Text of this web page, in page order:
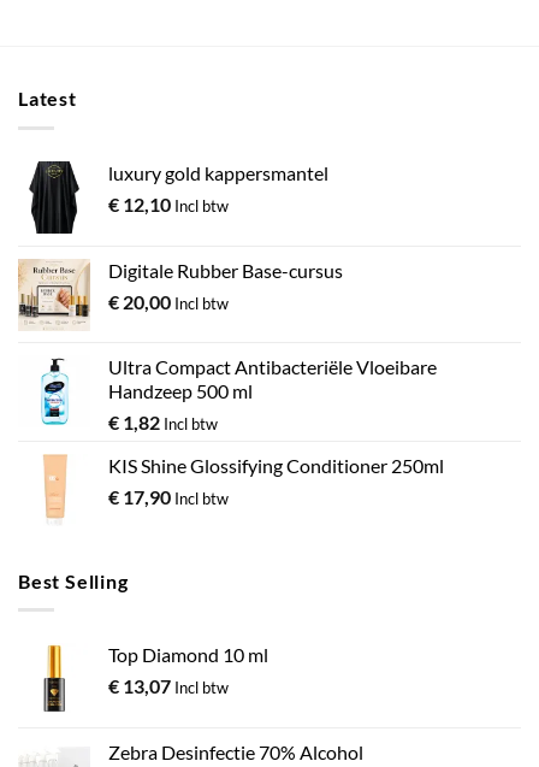
Latest
luxury gold kappersmantel
€ 12,10 Incl btw
Digitale Rubber Base-cursus
€ 20,00 Incl btw
Ultra Compact Antibacteriële Vloeibare
Handzeep 500 ml
€ 1,82 Incl btw
KIS Shine Glossifying Conditioner 250ml
€ 17,90 Incl btw
Best Selling
Top Diamond 10 ml
€ 13,07 Incl btw
Zebra Desinfectie 70% Alcohol